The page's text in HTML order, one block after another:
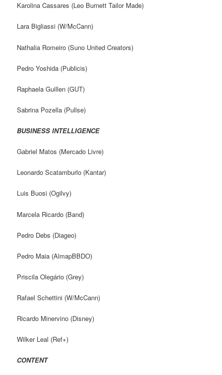
Karolina Cassares (Leo Burnett Tailor Made)
Lara Bigliassi (W/McCann)
Nathalia Romeiro (Suno United Creators)
Pedro Yoshida (Publicis)
Raphaela Guillen (GUT)
Sabrina Pozella (Pullse)
BUSINESS INTELLIGENCE
Gabriel Matos (Mercado Livre)
Leonardo Scatamburlo (Kantar)
Luis Buosi (Ogilvy)
Marcela Ricardo (Band)
Pedro Debs (Diageo)
Pedro Maia (AlmapBBDO)
Priscila Olegário (Grey)
Rafael Schettini (W/McCann)
Ricardo Minervino (Disney)
Wilker Leal (Ref+)
CONTENT